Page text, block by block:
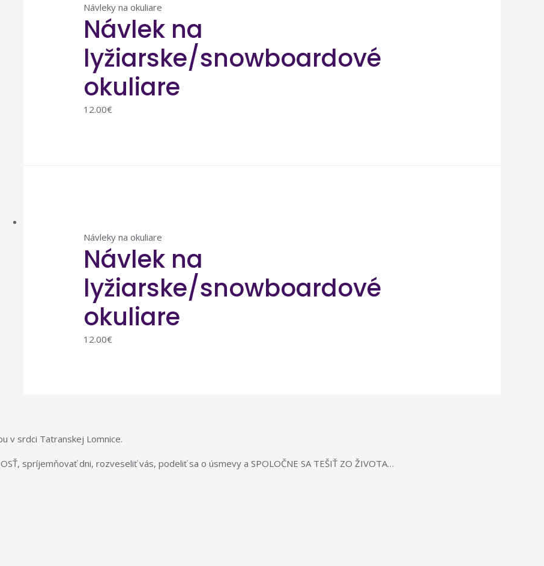
Návleky na okuliare
Návlek na
lyžiarske/snowboardové
okuliare
12.00€
Návleky na okuliare
Návlek na
lyžiarske/snowboardové
okuliare
12.00€
v srdci Tatranskej Lomnice.
spríjemňovať dni, rozveseliť vás, podeliť sa o úsmevy a SPOLOČNE SA TEŠIŤ ZO ŽIVOTA…